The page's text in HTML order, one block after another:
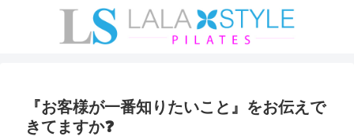
『お客様が一番知りたいこと』をお伝えで
きてますか❓